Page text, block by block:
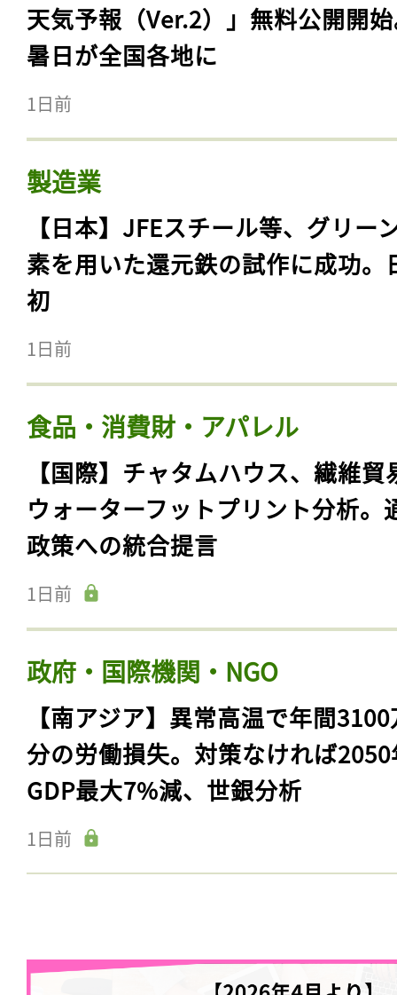
天気予報（Ver.2）」無料公開開
暑日が全国各地に
1日前
製造業
【日本】JFEスチール等、グリー
素を用いた還元鉄の試作に成功。
初
1日前
食品・消費財・アパレル
【国際】チャタムハウス、繊維貿
ウォーターフットプリント分析。
政策への統合提言
1日前
政府・国際機関・NGO
【南アジア】異常高温で年間
分の労働損失。対策なければ
GDP最大7%減、世銀分析
1日前